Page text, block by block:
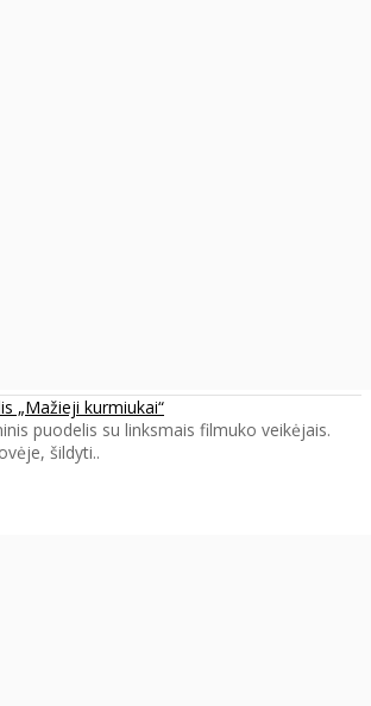
„Mažieji kurmiukai“
puodelis su linksmais filmuko veikėjais.
šildyti..